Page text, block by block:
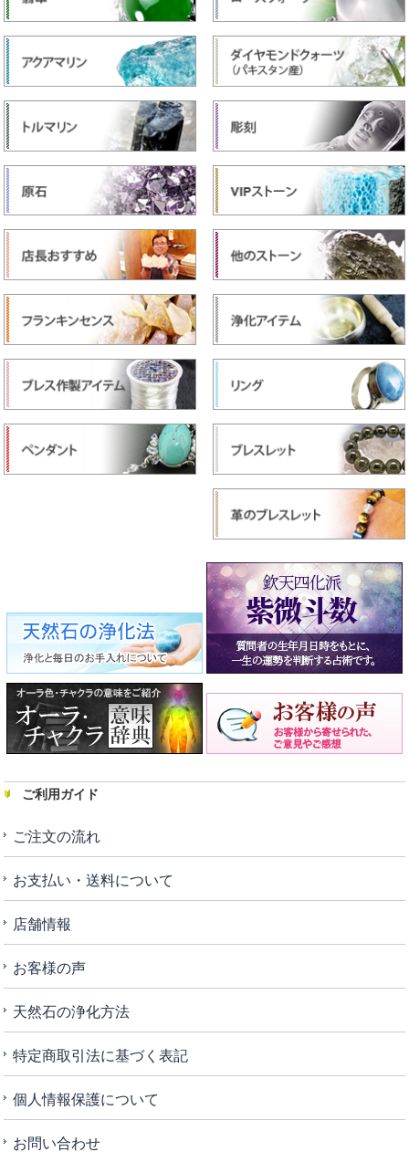
ご利用ガイド
ご注文の流れ
お支払い・送料について
店舗情報
お客様の声
天然石の浄化方法
特定商取引法に基づく表記
個人情報保護について
お問い合わせ